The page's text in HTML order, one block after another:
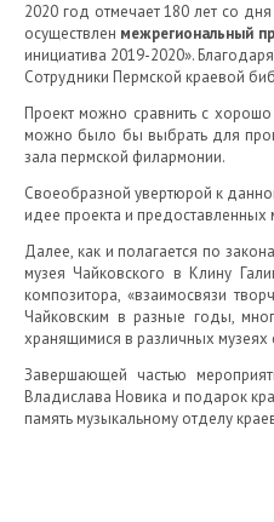
2020 год отмечает 180 лет со
осуществлен межрегиональный
инициатива 2019-2020».
Сотрудники Пермской краевой
Проект можно сравнить с
можно было бы выбрать для
зала пермской филармонии.
Своеобразной увертюрой к
идее проекта и
Далее, как и полагается по
музея Чайковского в Клину
композитора, «взаимосвязи
Чайковским в разные годы,
хранящимися в различных музеях
Завершающей частью
Владислава Новика и подарок
память музыкальному отделу